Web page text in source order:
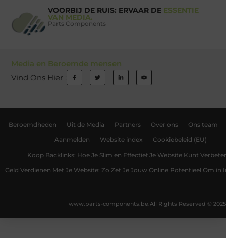
VOORBIJ DE RUIS: ERVAAR DE ESSENTIE
VAN MEDIA.
Parts Components
Media en Beroemde mensen
Vind Ons Hier :
Beroemdheden Uit de Media Partners Over ons Ons team
Aanmelden Website index Cookiebeleid (EU)
Koop Backlinks: Hoe Je Slim en Effectief Je Website Kunt
Geld Verdienen Met Je Website: Zo Zet Je Jouw Online Potentieel Om in
All Rights Reserved © 2025
www.parts-components.be.